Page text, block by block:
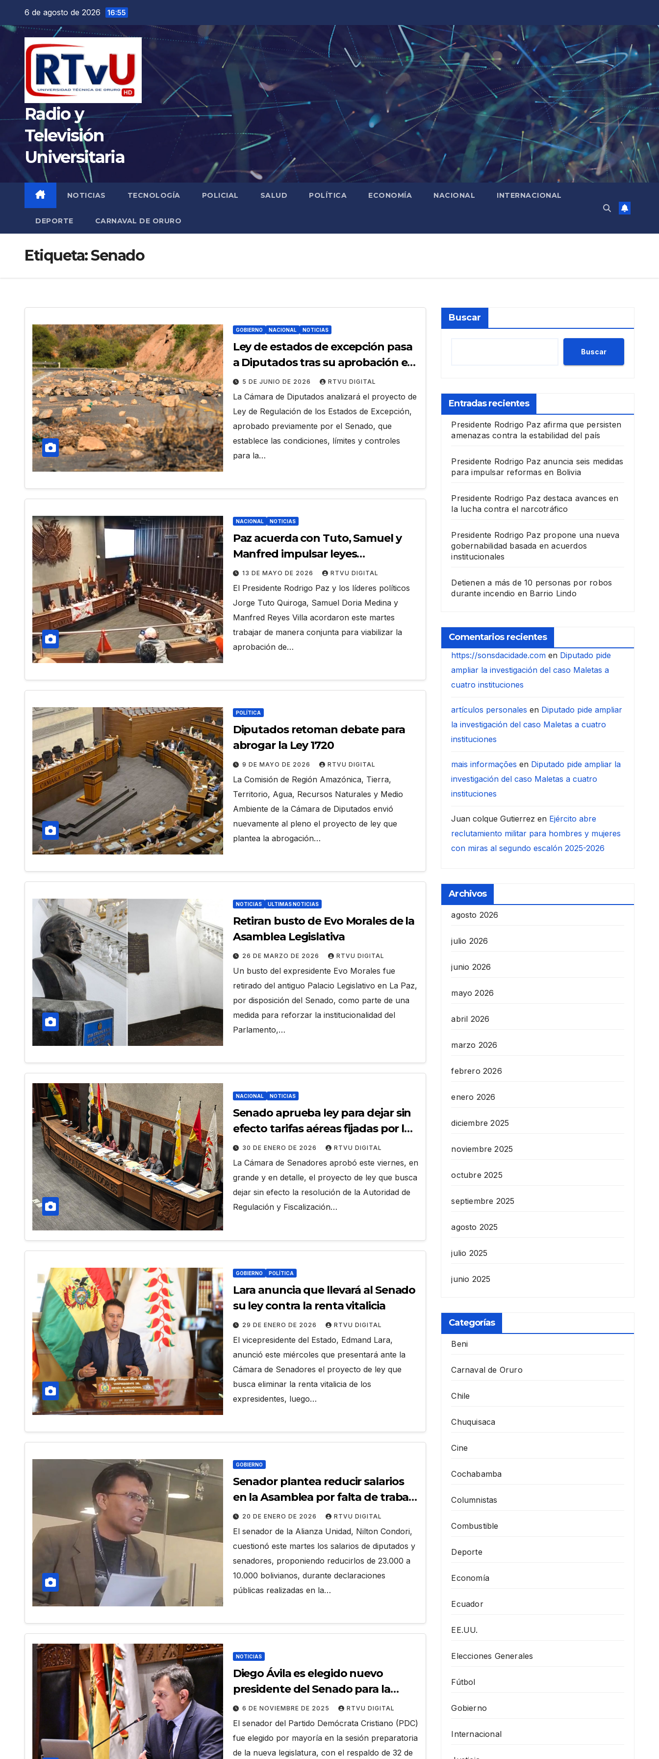
contenido
6 de agosto de 2026 16:55
Radio y
Televisión
Universitaria
NOTICIAS TECNOLOGÍA POLICIAL SALUD POLÍTICA ECONOMÍA NACIONAL INTERNACIONAL
DEPORTE CARNAVAL DE ORURO
Etiqueta:Senado
GOBIERNO NACIONAL NOTICIAS
Ley de estados de excepción pasa
a Diputados tras su aprobación en
el Senado
5 DE JUNIO DE 2026 RTVU DIGITAL
La Cámara de Diputados analizará el proyecto de
Ley de Regulación de los Estados de Excepción,
aprobado previamente por el Senado, que
establece las condiciones, límites y controles
para la…
NACIONAL NOTICIAS
Paz acuerda con Tuto, Samuel y
Manfred impulsar leyes
estructurales y reformas
económicas en la ALP
13 DE MAYO DE 2026 RTVU DIGITAL
El Presidente Rodrigo Paz y los líderes políticos
Jorge Tuto Quiroga, Samuel Doria Medina y
Manfred Reyes Villa acordaron este martes
trabajar de manera conjunta para viabilizar la
aprobación de…
POLÍTICA
Diputados retoman debate para
abrogar la Ley 1720
9 DE MAYO DE 2026 RTVU DIGITAL
La Comisión de Región Amazónica, Tierra,
Territorio, Agua, Recursos Naturales y Medio
Ambiente de la Cámara de Diputados envió
nuevamente al pleno el proyecto de ley que
plantea la abrogación…
NOTICIAS ULTIMAS NOTICIAS
Retiran busto de Evo Morales de la
Asamblea Legislativa
26 DE MARZO DE 2026 RTVU DIGITAL
Un busto del expresidente Evo Morales fue
retirado del antiguo Palacio Legislativo en La Paz,
por disposición del Senado, como parte de una
medida para reforzar la institucionalidad del
Parlamento,…
NACIONAL NOTICIAS
Senado aprueba ley para dejar sin
efecto tarifas aéreas fijadas por la
ATT30 DE ENERO DE 2026 RTVU DIGITAL
La Cámara de Senadores aprobó este viernes, en
grande y en detalle, el proyecto de ley que busca
dejar sin efecto la resolución de la Autoridad de
Regulación y Fiscalización…
GOBIERNO POLÍTICA
Lara anuncia que llevará al Senado
su ley contra la renta vitalicia
29 DE ENERO DE 2026 RTVU DIGITAL
El vicepresidente del Estado, Edmand Lara,
anunció este miércoles que presentará ante la
Cámara de Senadores el proyecto de ley que
busca eliminar la renta vitalicia de los
expresidentes, luego…
GOBIERNO
Senador plantea reducir salarios
en la Asamblea por falta de trabajo
legislativo
20 DE ENERO DE 2026 RTVU DIGITAL
El senador de la Alianza Unidad, Nilton Condori,
cuestionó este martes los salarios de diputados y
senadores, proponiendo reducirlos de 23.000 a
10.000 bolivianos, durante declaraciones
públicas realizadas en la…
NOTICIAS
Diego Ávila es elegido nuevo
presidente del Senado para la
Legislatura 2025-2026
6 DE NOVIEMBRE DE 2025 RTVU DIGITAL
El senador del Partido Demócrata Cristiano (PDC)
fue elegido por mayoría en la sesión preparatoria
de la nueva legislatura, con el respaldo de 32 de
Buscar
Buscar
Entradas recientes
Presidente Rodrigo Paz afirma que persisten
amenazas contra la estabilidad del país
Presidente Rodrigo Paz anuncia seis medidas
para impulsar reformas en Bolivia
Presidente Rodrigo Paz destaca avances en
la lucha contra el narcotráfico
Presidente Rodrigo Paz propone una nueva
gobernabilidad basada en acuerdos
institucionales
Detienen a más de 10 personas por robos
durante incendio en Barrio Lindo
Comentarios recientes
https://sonsdacidade.com en Diputado pide
ampliar la investigación del caso Maletas a
cuatro instituciones
artículos personales en Diputado pide ampliar
la investigación del caso Maletas a cuatro
instituciones
mais informações en Diputado pide ampliar la
investigación del caso Maletas a cuatro
instituciones
Juan colque Gutierrez en Ejército abre
reclutamiento militar para hombres y mujeres
con miras al segundo escalón 2025-2026
Archivos
agosto 2026
julio 2026
junio 2026
mayo 2026
abril 2026
marzo 2026
febrero 2026
enero 2026
diciembre 2025
noviembre 2025
octubre 2025
septiembre 2025
agosto 2025
julio 2025
junio 2025
Categorías
Beni
Carnaval de Oruro
Chile
Chuquisaca
Cine
Cochabamba
Columnistas
Combustible
Deporte
Economía
Ecuador
EE.UU.
Elecciones Generales
Fútbol
Gobierno
Internacional